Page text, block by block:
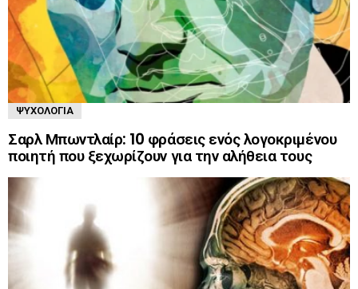
ΨΥΧΟΛΟΓΊΑ
Σαρλ Μπωντλαίρ: 10 φράσεις ενός λογοκριμένου
ποιητή που ξεχωρίζουν για την αλήθεια τους